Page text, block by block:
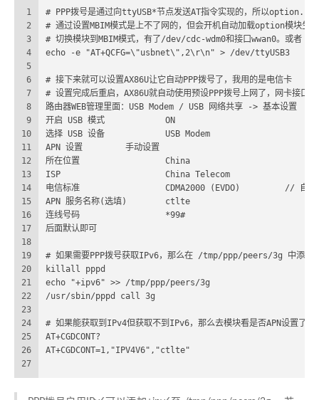
1
2
3
4
5
6
7
8
9
10
11
12
13
14
15
16
17
18
19
20
21
22
23
24
25
26
27
# PPP拨号是通过向ttyUSB*节点发送AT指令实现的，所以option.ko
# 通过设置MBIM模式是上不了网的，但会开机自动加载option模块
# 切换模块到MBIM模式，有了/dev/cdc-wdm0和接口wwan0。或者
echo -e "AT+QCFG=\"usbnet\",2\r\n" > /dev/ttyUSB3
# 接下来就可以设置AX86U让它自动PPP拨号了，我用的是电信卡
# 设置完成后重启，AX86U就自动使用预设PPP拨号上网了，网卡接口
路由器WEB管理里面：USB Modem / USB 网络共享 -> 基本设置
开启 USB 模式		ON
选择 USB 设备		USB Modem
APN 设置		手动设置
所在位置			China
ISP			China Telecom
电信标准			CDMA2000
APN 服务名称(选填)	ctlte
连线号码			*99#
后面默认即可
# 如果需要PPP拨号获取IPv6，那么在 /tmp/ppp/peers/3g 中添
killall pppd
echo "+ipv6" >> /tmp/ppp/peers/3g
/usr/sbin/pppd call 3g
# 如果能获取到IPv4但获取不到IPv6，那么去模块看是否APN设置了
AT+CGDCONT?
AT+CGDCONT=1,"IPV4V6","ctlte"